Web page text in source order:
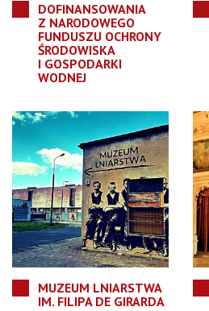
DOFINANSOWANIA
Z NARODOWEGO
FUNDUSZU OCHRONY
ŚRODOWISKA
I GOSPODARKI
WODNEJ
MUZEUM LNIARSTWA
IM. FILIPA DE GIRARDA